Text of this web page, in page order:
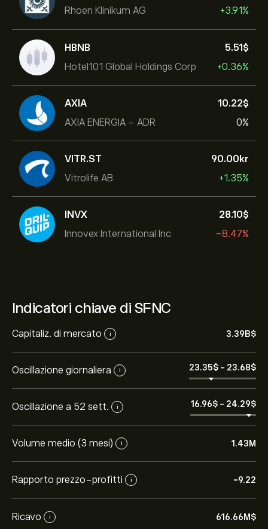
Rhoen Klinikum AG +3.91%
HBNB
Hotel101 Global Holdings Corp
5.51‎$‎
+0.36%
AXIA
AXIA ENERGIA - ADR
10.22‎$‎
0%
VITR.ST
Vitrolife AB
90.00‎kr‎
+1.35%
INVX
Innovex International Inc
28.10‎$‎
-8.47%
Indicatori chiave di SFNC
Capitaliz. di mercato i 3.39B‎$‎
Oscillazione giornaliera i 23.35‎$‎ - 23.68‎$‎
Oscillazione a 52 sett. i 16.96‎$‎ - 24.29‎$‎
Volume medio (3 mesi) i 1.43M
Rapporto prezzo-profitti i -9.22
Ricavo i 616.66M‎$‎